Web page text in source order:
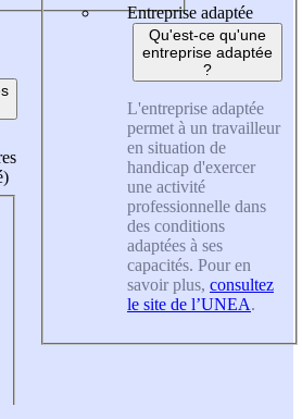
Entreprise adaptée
Qu'est-ce qu'une
entreprise adaptée
?
L'entreprise adaptée
permet à un travailleur
en situation de
handicap d'exercer
une activité
professionnelle dans
des conditions
adaptées à ses
capacités. Pour en
savoir plus, consultez
le site de l’UNEA.